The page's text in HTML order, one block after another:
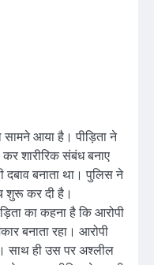
आया है। पीड़िता ने
शारीरिक संबंध बनाए
दबाव बनाता था। पुलिस ने
शुरू कर दी है।
का कहना है कि आरोपी
बनाता रहा। आरोपी
साथ ही उस पर अश्लील